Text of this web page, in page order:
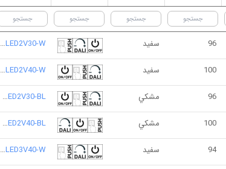
96 سفيد M585MD6LED2V30-W
100 سفيد M585MD6LED2V40-W
96 مشكي M585MD6LED2V30-BL
100 مشكي M585MD6LED2V40-BL
94 سفيد M585MD6LED3V40-W